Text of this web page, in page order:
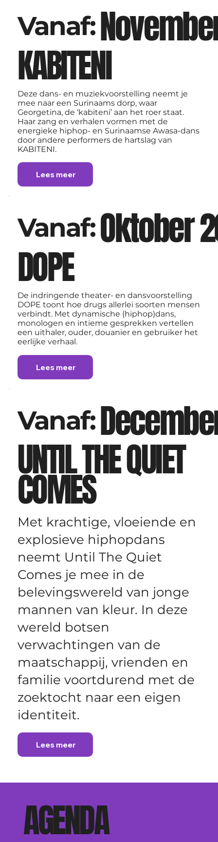
Vanaf:
KABITENI
Deze dans- en muziekvoorstelling neemt je
mee naar een Surinaams dorp, waar
Georgetina, de ‘kabiteni’ aan het roer staat.
Haar zang en verhalen vormen met de
energieke hiphop- en Surinaamse Awasa-dans
door andere performers de hartslag van
KABITENI.
Lees meer
Vanaf:Oktober
DOPE
De indringende theater- en dansvoorstelling
DOPE toont hoe drugs allerlei soorten mensen
verbindt. Met dynamische (hiphop)dans,
monologen en intieme gesprekken vertellen
een uithaler, ouder, douanier en gebruiker het
eerlijke verhaal.
Lees meer
Vanaf:
UNTIL THE QUIET
COMES
Met krachtige, vloeiende en
explosieve hiphopdans
neemt Until The Quiet
Comes je mee in de
belevingswereld van jonge
mannen van kleur. In deze
wereld botsen
verwachtingen van de
maatschappij, vrienden en
familie voortdurend met de
zoektocht naar een eigen
identiteit.
Lees meer
AGENDA